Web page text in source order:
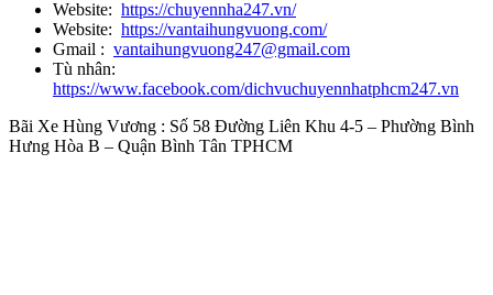
Website: https://chuyennha247.vn/
Website: https://vantaihungvuong.com/
Gmail : vantaihungvuong247@gmail.com
Tù nhân:
https://www.facebook.com/dichvuchuyennhatphcm247.vn
Bãi Xe Hùng Vương : Số 58 Đường Liên Khu 4-5 – Phường Bình
Hưng Hòa B – Quận Bình Tân TPHCM